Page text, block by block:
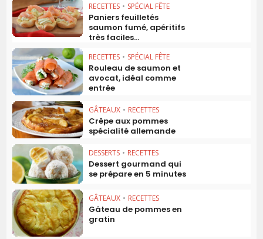
RECETTES • SPÉCIAL FÊTE
Paniers feuilletés
saumon fumé, apéritifs
très faciles...
RECETTES • SPÉCIAL FÊTE
Rouleau de saumon et
avocat, idéal comme
entrée
GÂTEAUX • RECETTES
Crêpe aux pommes
spécialité allemande
DESSERTS • RECETTES
Dessert gourmand qui
se prépare en 5 minutes
GÂTEAUX • RECETTES
Gâteau de pommes en
gratin